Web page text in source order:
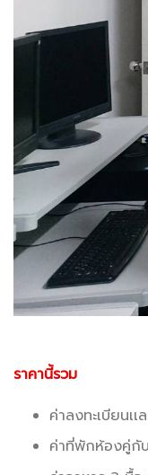
ราคานี้รวม
ค่าลงทะเบียนเ
ค่าที่พักห้องคู่กั